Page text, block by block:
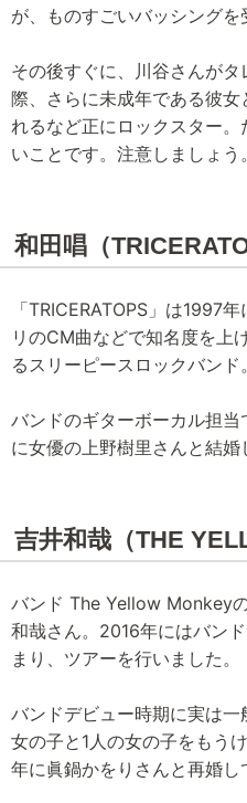
が、ものすごいバッシングを
その後すぐに、川谷さんが
際、さらに未成年である彼
れるなど正にロックスター
いことです。注意しましょう。
和田唱（
「TRICERATOPS」は1997
リのCM曲などで知名度を上
るスリーピースロックバンド。
バンドのギターボーカル担
に女優の上野樹里さんと結婚
吉井和哉（THE
バンド The Yellow Monkey
和哉さん。2016年にはバン
まり、ツアーを行いました。
バンドデビュー時期に実は
女の子と1人の女の子をもう
年に眞鍋かをりさんと再婚し